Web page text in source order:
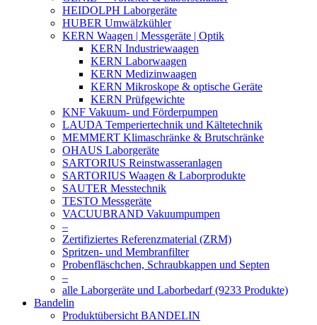
HEIDOLPH Laborgeräte
HUBER Umwälzkühler
KERN Waagen | Messgeräte | Optik
KERN Industriewaagen
KERN Laborwaagen
KERN Medizinwaagen
KERN Mikroskope & optische Geräte
KERN Prüfgewichte
KNF Vakuum- und Förderpumpen
LAUDA Temperiertechnik und Kältetechnik
MEMMERT Klimaschränke & Brutschränke
OHAUS Laborgeräte
SARTORIUS Reinstwasseranlagen
SARTORIUS Waagen & Laborprodukte
SAUTER Messtechnik
TESTO Messgeräte
VACUUBRAND Vakuumpumpen
–
Zertifiziertes Referenzmaterial (ZRM)
Spritzen- und Membranfilter
Probenfläschchen, Schraubkappen und Septen
–
alle Laborgeräte und Laborbedarf (9233 Produkte)
Bandelin
Produktübersicht BANDELIN